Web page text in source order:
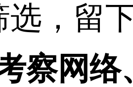
选，留
察网